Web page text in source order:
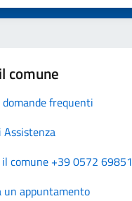
comune
domande frequenti
Assistenza
il comune +39 0572 69851
un appuntamento